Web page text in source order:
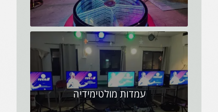
עמדות מולטימידיה